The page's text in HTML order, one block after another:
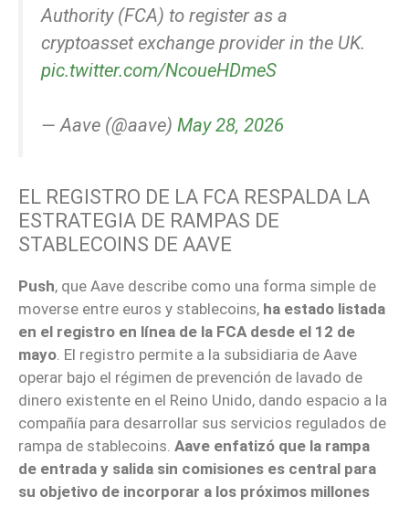
Authority (FCA) to register as a
cryptoasset exchange provider in the UK.
pic.twitter.com/NcoueHDmeS
— Aave (@aave) May 28, 2026
EL REGISTRO DE LA FCA RESPALDA LA
ESTRATEGIA DE RAMPAS DE
STABLECOINS DE AAVE
Push, que Aave describe como una forma simple de
moverse entre euros y stablecoins, ha estado listada
en el registro en línea de la FCA desde el 12 de
mayo . El registro permite a la subsidiaria de Aave
operar bajo el régimen de prevención de lavado de
dinero existente en el Reino Unido, dando espacio a la
compañía para desarrollar sus servicios regulados de
rampa de stablecoins. Aave enfatizó que la rampa
de entrada y salida sin comisiones es central para
su objetivo de incorporar a los próximos millones